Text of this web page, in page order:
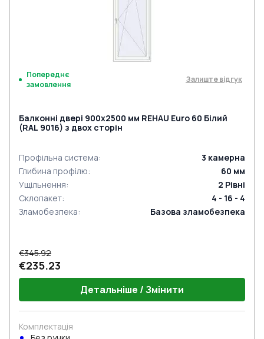
Попереднє
замовлення
Залиште відгук
Балконні двері 900x2500 мм REHAU Euro 60 Білий
(RAL 9016) з двох сторін
Профільна система: 3 камерна
Глибина профілю: 60 мм
Ущільнення: 2 Рівні
Склопакет:
4 - 16 - 4
Зламобезпека: Базова зламобезпека
€345.92
€235.23
Детальніше / Змінити
Комплектація